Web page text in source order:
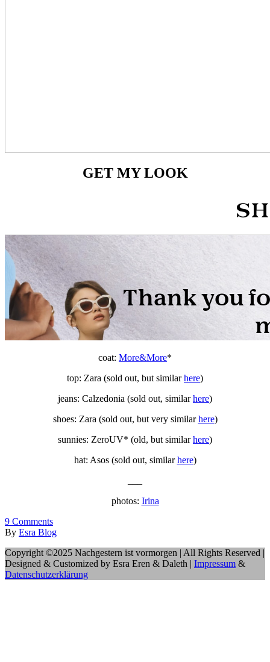
GET MY LOOK
coat: More&More*
top: Zara (sold out, but similarhere)
jeans: Calzedonia (sold out, similarhere)
shoes: Zara (sold out, but very similarhere)
sunnies: ZeroUV* (old, but similarhere)
hat: Asos (sold out, similarhere)
photos: Irina
9 Comments
By Esra Blog
Copyright ©2025 Nachgestern ist vormorgen | All Rights Reserved |
Designed & Customized by Esra Eren & Daleth | Impressum &
Datenschutzerklärung